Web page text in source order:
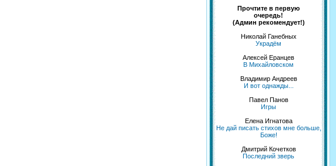
Прочтите в первую
очередь!
(Админ рекомендует!)
Николай Ганебных
Украдём
Алексей Еранцев
В Михайловском
Владимир Андреев
И вот однажды...
Павел Панов
Игры
Елена Игнатова
Не дай писать стихов мне больше,
Боже!
Дмитрий Кочетков
Последний зверь